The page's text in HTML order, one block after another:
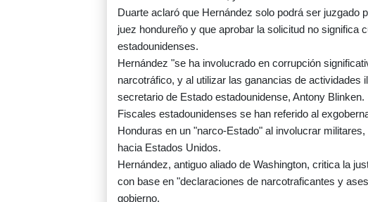
Duarte aclaró que Hernández solo podrá ser juzgado
juez hondureño y que aprobar la solicitud no significa
estadounidenses.
Hernández "se ha involucrado en corrupción
narcotráfico, y al utilizar las ganancias de actividades
secretario de Estado estadounidense, Antony Blinken.
Fiscales estadounidenses se han referido al
Honduras en un "narco-Estado" al involucrar
hacia Estados Unidos.
Hernández, antiguo aliado de Washington, critica la
con base en "declaraciones de narcotraficantes y
gobierno.